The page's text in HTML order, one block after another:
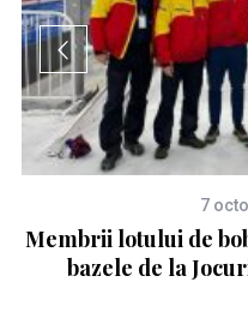
7
Membrii lotului de
bazele de la